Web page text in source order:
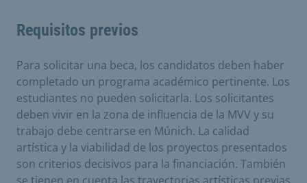
Requisitos previos
Para solicitar una beca, los candidatos deben haber
completado un programa académico pertinente. Los
estudiantes no pueden solicitarla. Los solicitantes
deben vivir en la zona de influencia de la MVV y su
trabajo debe centrarse en Múnich. La calidad
artística y la viabilidad de los proyectos presentados
son criterios decisivos para la financiación. También